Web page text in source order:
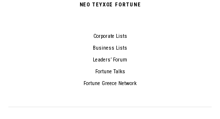
ΝΕΟ ΤΕΥΧΟΣ FORTUNE
Corporate Lists
Business Lists
Leaders’ Forum
Fortune Talks
Fortune Greece Network